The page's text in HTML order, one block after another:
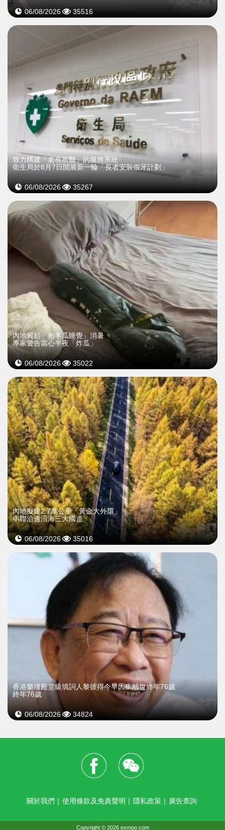
06/08/2026 35516
致力構建「老有所醫」的服務系統
衛生局於8月7日開展新一輪「長者安裝假牙計劃」
06/08/2026 35267
內地興起「抱冬瓜睡覺」消暑
專家警告當心半夜「炸瓜」
06/08/2026 35022
內地擬建2.7萬公里「黃金大外環」
串聯沿邊沿海三大國道
06/08/2026 35016
​香港樂壇殿堂級填詞人黎彼得今早因病離世終年76歲
終年76歲
06/08/2026 34824
關於我們 ｜ 使用條款及免責聲明 ｜ 隱私政策 ｜ 廣告查詢
Copyright © 2026 exmoo.com